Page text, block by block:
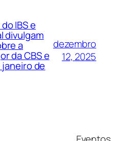
IBS e
divulgam
a
da CBS e
janeiro de
dezembro
12, 2025